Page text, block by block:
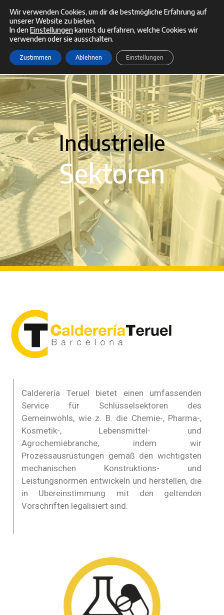
Zum
Inhalt
springen
Menü
Industrielle
Sektoren
Calderería Teruel bietet einen umfassenden
Service für Schlüsselsektoren des
Gemeinwohls, wie z. B. die Chemie-, Pharma-,
Kosmetik-, Lebensmittel- und
Agrochemiebranche, indem wir
Prozessausrüstungen gemäß den wichtigsten
mechanischen Konstruktions- und
Leistungsnormen entwickeln und herstellen, die
in Übereinstimmung mit den geltenden
Vorschriften legalisiert sind.
Wir verwenden Cookies, um dir die bestmögliche Erfahrung auf
unserer Website zu bieten.
In denEinstellungenkannst du erfahren, welche Cookies wir
verwenden oder sie ausschalten.
Zustimmen Ablehnen Einstellungen